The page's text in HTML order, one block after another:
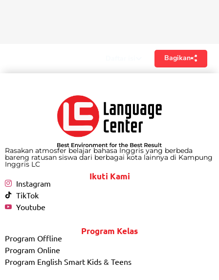
Bagikan
Rasakan atmosfer belajar bahasa Inggris yang berbeda
bareng ratusan siswa dari berbagai kota lainnya di Kampung
Inggris LC
Ikuti Kami
Instagram
TikTok
Youtube
Program Kelas
Program Offline
Program Online
Program English Smart Kids & Teens